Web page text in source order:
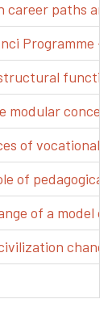
career paths
Programme
of vocational
of
of a model